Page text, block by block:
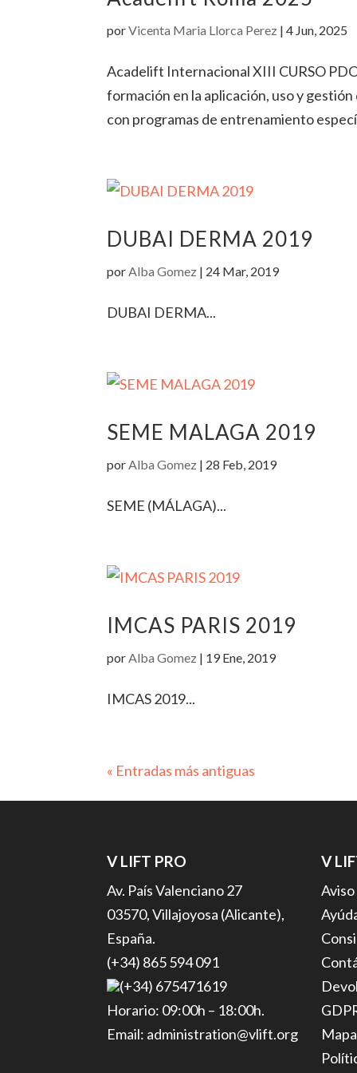
porVicenta Maria Llorca Perez |4 Jun, 2025
Acadelift Internacional XIII CURSO
formación en la aplicación, uso y
con programas de entrenamiento
DUBAI DERMA 2019
porAlba Gomez | 24 Mar, 2019
DUBAI DERMA...
SEME MALAGA 2019
porAlba Gomez | 28 Feb, 2019
SEME (MÁLAGA)...
IMCAS PARIS 2019
porAlba Gomez | 19 Ene, 2019
IMCAS 2019...
« Entradas más antiguas
V LIFT PRO
Av. País Valenciano 27
03570, Villajoyosa (Alicante),
España.
(+34) 865 594 091
(+34) 675471619
Horario: 09:00h – 18:00h.
Email: administration@vlift.org
V